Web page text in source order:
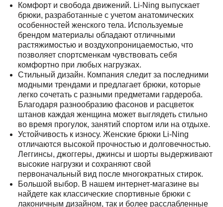
Комфорт и свобода движений. Li-Ning выпускает
брюки, разработанные с учетом анатомических
особенностей женского тела. Используемые
брендом материалы обладают отличными
растяжимостью и воздухопроницаемостью, что
позволяет спортсменкам чувствовать себя
комфортно при любых нагрузках.
Стильный дизайн. Компания следит за последними
модными трендами и предлагает брюки, которые
легко сочетать с разными предметами гардероба.
Благодаря разнообразию фасонов и расцветок
штанов каждая женщина может выглядеть стильно
во время прогулок, занятий спортом или на отдыхе.
Устойчивость к износу. Женские брюки Li-Ning
отличаются высокой прочностью и долговечностью.
Леггинсы, джоггеры, джинсы и шорты выдерживают
высокие нагрузки и сохраняют свой
первоначальный вид после многократных стирок.
Большой выбор. В нашем интернет-магазине вы
найдете как классические спортивные брюки с
лаконичным дизайном, так и более расслабленные